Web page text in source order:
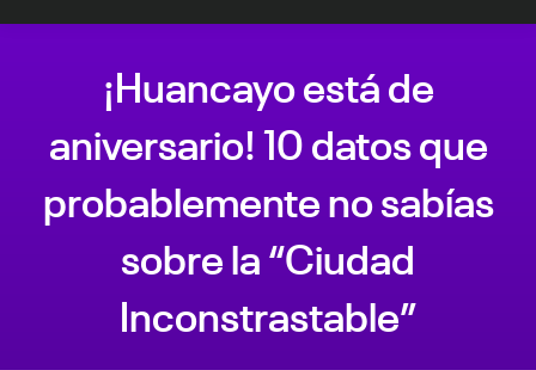
¡Huancayo está de
aniversario! 10 datos que
probablemente no sabías
sobre la “Ciudad
Inconstrastable”